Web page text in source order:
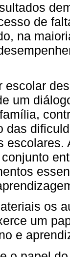
de
na
escolar
um
das
escolares.
os
um
e